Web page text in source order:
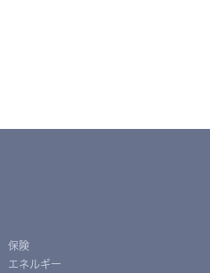
保険
エネルギー